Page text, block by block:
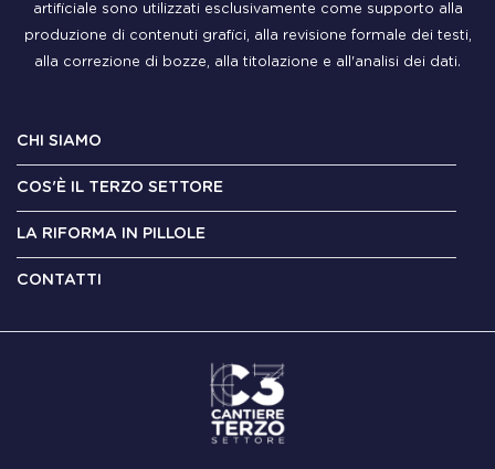
artificiale sono utilizzati esclusivamente come supporto alla
produzione di contenuti grafici, alla revisione formale dei testi,
alla correzione di bozze, alla titolazione e all'analisi dei dati.
CHI SIAMO
COS'È IL TERZO SETTORE
LA RIFORMA IN PILLOLE
CONTATTI